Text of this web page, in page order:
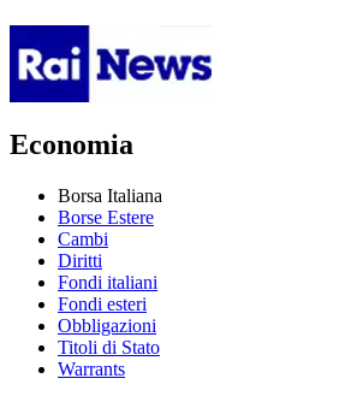
Economia
Borsa Italiana
Borse Estere
Cambi
Diritti
Fondi italiani
Fondi esteri
Obbligazioni
Titoli di Stato
Warrants